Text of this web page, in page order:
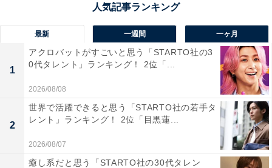
TWICE 5TH WORLD TOUR 'READY TO BE' in JAPAN
[初回限定盤Blu-ray] [Blu-ray]
Amazonで見る
最新 一週間 一ヶ月
1
アクロバットがすごいと思う「STARTO社の3
0代タレント」ランキング！ 2位「...
2026/08/08
2
世界で活躍できると思う「STARTO社の若手タ
レント」ランキング！ 2位「目黒蓮...
2026/08/07
癒し系だと思う「STARTO社の30代タレン